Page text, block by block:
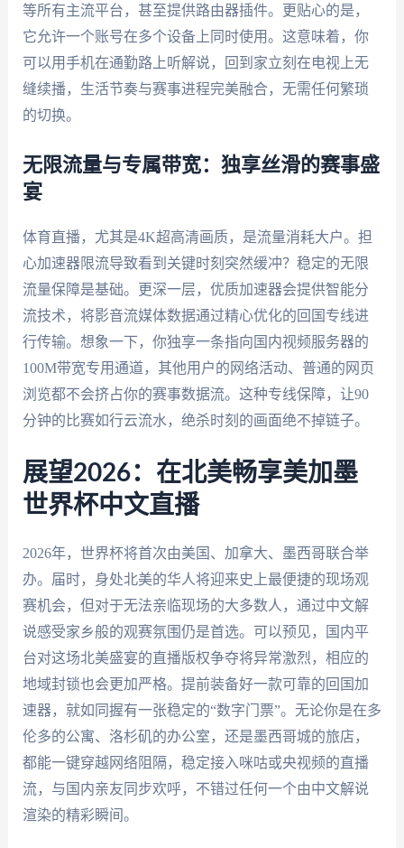
等所有主流平台，甚至提供路由器插件。更贴心的是，
它允许一个账号在多个设备上同时使用。这意味着，你
可以用手机在通勤路上听解说，回到家立刻在电视上无
缝续播，生活节奏与赛事进程完美融合，无需任何繁琐
的切换。
无限流量与专属带宽：独享丝滑的赛事盛
宴
体育直播，尤其是4K超高清画质，是流量消耗大户。担
心加速器限流导致看到关键时刻突然缓冲？稳定的无限
流量保障是基础。更深一层，优质加速器会提供智能分
流技术，将影音流媒体数据通过精心优化的回国专线进
行传输。想象一下，你独享一条指向国内视频服务器的
100M带宽专用通道，其他用户的网络活动、普通的网页
浏览都不会挤占你的赛事数据流。这种专线保障，让90
分钟的比赛如行云流水，绝杀时刻的画面绝不掉链子。
展望2026：在北美畅享美加墨
世界杯中文直播
2026年，世界杯将首次由美国、加拿大、墨西哥联合举
办。届时，身处北美的华人将迎来史上最便捷的现场观
赛机会，但对于无法亲临现场的大多数人，通过中文解
说感受家乡般的观赛氛围仍是首选。可以预见，国内平
台对这场北美盛宴的直播版权争夺将异常激烈，相应的
地域封锁也会更加严格。提前装备好一款可靠的回国加
速器，就如同握有一张稳定的“数字门票”。无论你是在多
伦多的公寓、洛杉矶的办公室，还是墨西哥城的旅店，
都能一键穿越网络阻隔，稳定接入咪咕或央视频的直播
流，与国内亲友同步欢呼，不错过任何一个由中文解说
渲染的精彩瞬间。